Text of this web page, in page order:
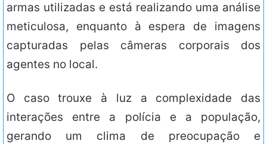
armas utilizadas e está realizando uma análise
meticulosa, enquanto à espera de imagens
capturadas pelas câmeras corporais dos
agentes no local.
O caso trouxe à luz a complexidade das
interações entre a polícia e a população,
gerando um clima de preocupação e